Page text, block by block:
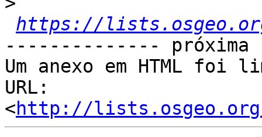
https://
--------------
Um anexo em HTML foi
URL:
<http://lists.osgeo.org/